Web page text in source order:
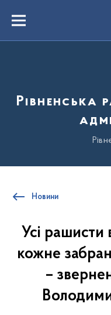
вмістуMenu
Рівненська
Новини
Усі рашисти
кожне
–